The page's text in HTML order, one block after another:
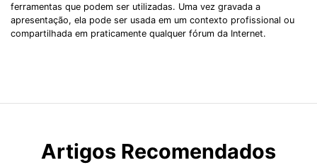
ferramentas que podem ser utilizadas. Uma vez gravada a
apresentação, ela pode ser usada em um contexto profissional ou
compartilhada em praticamente qualquer fórum da Internet.
Artigos Recomendados